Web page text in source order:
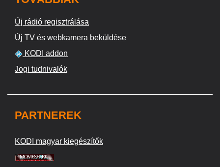
Új rádió regisztrálása
Új TV és webkamera beküldése
KODI addon
Jogi tudnivalók
PARTNEREK
KODI magyar kiegészítők